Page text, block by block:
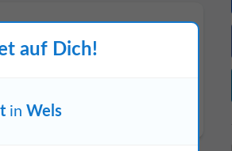
auf Dich!
in Wels